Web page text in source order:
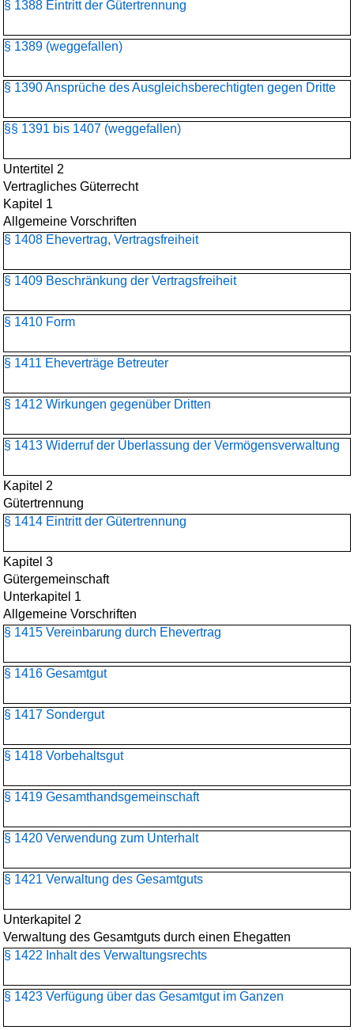
§ 1388 Eintritt der Gütertrennung
§ 1389 (weggefallen)
§ 1390 Ansprüche des Ausgleichsberechtigten gegen Dritte
§§ 1391 bis 1407 (weggefallen)
Untertitel 2
Vertragliches Güterrecht
Kapitel 1
Allgemeine Vorschriften
§ 1408 Ehevertrag, Vertragsfreiheit
§ 1409 Beschränkung der Vertragsfreiheit
§ 1410 Form
§ 1411 Eheverträge Betreuter
§ 1412 Wirkungen gegenüber Dritten
§ 1413 Widerruf der Überlassung der Vermögensverwaltung
Kapitel 2
Gütertrennung
§ 1414 Eintritt der Gütertrennung
Kapitel 3
Gütergemeinschaft
Unterkapitel 1
Allgemeine Vorschriften
§ 1415 Vereinbarung durch Ehevertrag
§ 1416 Gesamtgut
§ 1417 Sondergut
§ 1418 Vorbehaltsgut
§ 1419 Gesamthandsgemeinschaft
§ 1420 Verwendung zum Unterhalt
§ 1421 Verwaltung des Gesamtguts
Unterkapitel 2
Verwaltung des Gesamtguts durch einen Ehegatten
§ 1422 Inhalt des Verwaltungsrechts
§ 1423 Verfügung über das Gesamtgut im Ganzen